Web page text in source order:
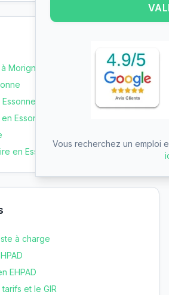
Morigny-Champigny
Essonne
Essonne
en Essonne
à charge
EHPAD
et le GIR
Vous recherchez un emploi